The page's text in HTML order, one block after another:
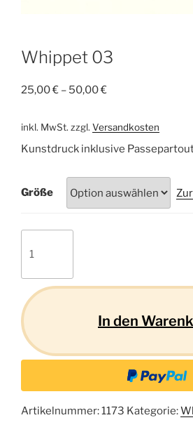
Whippet 03
25,00€ – 50,00€
inkl. MwSt. zzgl. Versandkosten
Kunstdruck inklusive
Größe
03
In den
Artikelnummer:1173 Kategorie: